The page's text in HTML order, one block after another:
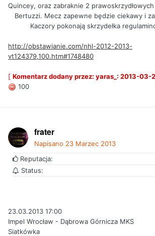
Quincey, oraz zabraknie 2
Bertuzzi. Mecz zapewne będzie ciekawy i
Kaczory pokonają skrzydełka
http://obstawianie.com/nhl-2012-2013-
vt124379,100.htm#1748480
[ Komentarz dodany przez: yaras_: 2013-03-
100
frater
Napisano 23 Marzec 2013
Reputacja:
Status:
23.03.2013 17:00
Impel Wrocław - Dąbrowa Górnicza MKS
Siatkówka